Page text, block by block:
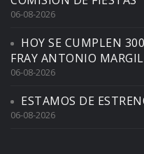
06-08-2026
HOY SE CUMPLEN
FRAY ANTONIO MARGIL
06-08-2026
ESTAMOS DE
06-08-2026